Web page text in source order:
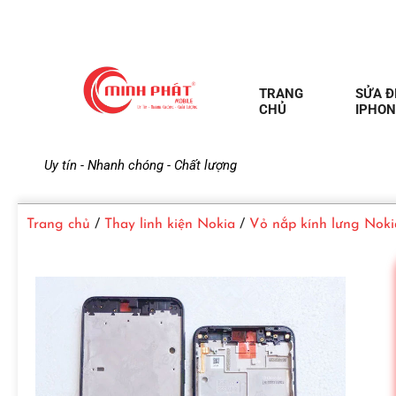
M
i
n
Uy tín - Nhanh chóng - Chất lượng
TRANG
CHỦ
SỬA
Trang chủ / Thay linh kiện Nokia / Vỏ nắp kính lưng